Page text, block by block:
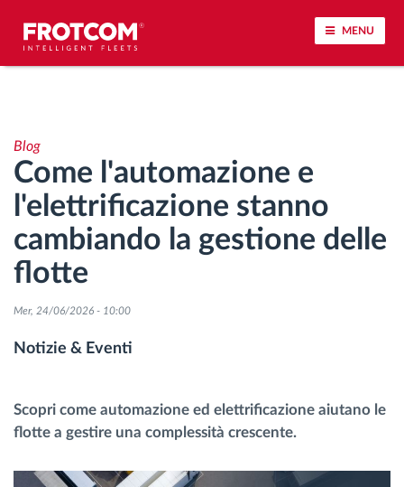
MENU
Analisi dello stile di guida
Monitoraggio dei tempi di guida
Gestione delle forza lavoro
Gestione carburante
Pianificazione dei percorsi e monitoraggio
Blog
Come l'automazione e
l'elettrificazione stanno
cambiando la gestione delle
flotte
Mer, 24/06/2026 - 10:00
Notizie & Eventi
Scopri come automazione ed elettrificazione aiutano le
flotte a gestire una complessità crescente.